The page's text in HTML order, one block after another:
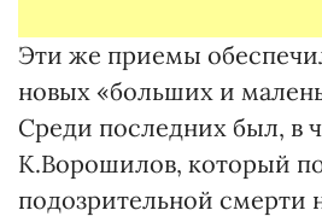
Эти же приемы
новых «больших и
Среди последних был, в
К.Ворошилов, который
подозрительной смерти